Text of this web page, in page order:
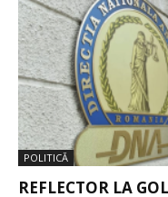
POLITICĂ
REFLECTOR LA